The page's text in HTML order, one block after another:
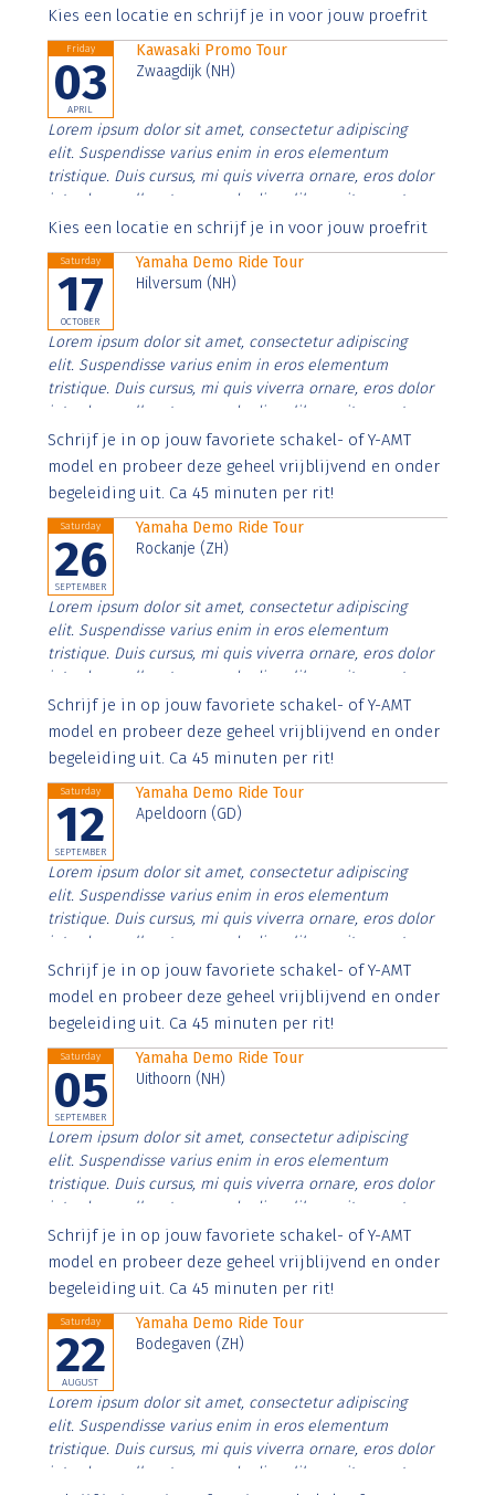
Aenean faucibus nibh et justo cursus id rutrum lorem
Kies een locatie en schrijf je in voor jouw proefrit
Friday
03
APRIL
Kawasaki Promo Tour
Zwaagdijk (NH)
Lorem ipsum dolor sit amet, consectetur adipiscing
elit. Suspendisse varius enim in eros elementum
tristique. Duis cursus, mi quis viverra ornare, eros dolor
interdum nulla, ut commodo diam libero vitae erat.
Aenean faucibus nibh et justo cursus id rutrum lorem
Kies een locatie en schrijf je in voor jouw proefrit
Saturday
17
OCTOBER
Yamaha Demo Ride Tour
Hilversum (NH)
Lorem ipsum dolor sit amet, consectetur adipiscing
elit. Suspendisse varius enim in eros elementum
tristique. Duis cursus, mi quis viverra ornare, eros dolor
interdum nulla, ut commodo diam libero vitae erat.
Aenean faucibus nibh et justo cursus id rutrum lorem
imperdiet. Nunc ut sem vitae risus tristique posuere.
Schrijf je in op jouw favoriete schakel- of Y-AMT
model en probeer deze geheel vrijblijvend en onder
begeleiding uit. Ca 45 minuten per rit!
Saturday
26
SEPTEMBER
Yamaha Demo Ride Tour
Rockanje (ZH)
Lorem ipsum dolor sit amet, consectetur adipiscing
elit. Suspendisse varius enim in eros elementum
tristique. Duis cursus, mi quis viverra ornare, eros dolor
interdum nulla, ut commodo diam libero vitae erat.
Aenean faucibus nibh et justo cursus id rutrum lorem
imperdiet. Nunc ut sem vitae risus tristique posuere.
Schrijf je in op jouw favoriete schakel- of Y-AMT
model en probeer deze geheel vrijblijvend en onder
begeleiding uit. Ca 45 minuten per rit!
Saturday
12
SEPTEMBER
Yamaha Demo Ride Tour
Apeldoorn (GD)
Lorem ipsum dolor sit amet, consectetur adipiscing
elit. Suspendisse varius enim in eros elementum
tristique. Duis cursus, mi quis viverra ornare, eros dolor
interdum nulla, ut commodo diam libero vitae erat.
Aenean faucibus nibh et justo cursus id rutrum lorem
imperdiet. Nunc ut sem vitae risus tristique posuere.
Schrijf je in op jouw favoriete schakel- of Y-AMT
model en probeer deze geheel vrijblijvend en onder
begeleiding uit. Ca 45 minuten per rit!
Saturday
05
SEPTEMBER
Yamaha Demo Ride Tour
Uithoorn (NH)
Lorem ipsum dolor sit amet, consectetur adipiscing
elit. Suspendisse varius enim in eros elementum
tristique. Duis cursus, mi quis viverra ornare, eros dolor
interdum nulla, ut commodo diam libero vitae erat.
Aenean faucibus nibh et justo cursus id rutrum lorem
imperdiet. Nunc ut sem vitae risus tristique posuere.
Schrijf je in op jouw favoriete schakel- of Y-AMT
model en probeer deze geheel vrijblijvend en onder
begeleiding uit. Ca 45 minuten per rit!
Saturday
22
AUGUST
Yamaha Demo Ride Tour
Bodegaven (ZH)
Lorem ipsum dolor sit amet, consectetur adipiscing
elit. Suspendisse varius enim in eros elementum
tristique. Duis cursus, mi quis viverra ornare, eros dolor
interdum nulla, ut commodo diam libero vitae erat.